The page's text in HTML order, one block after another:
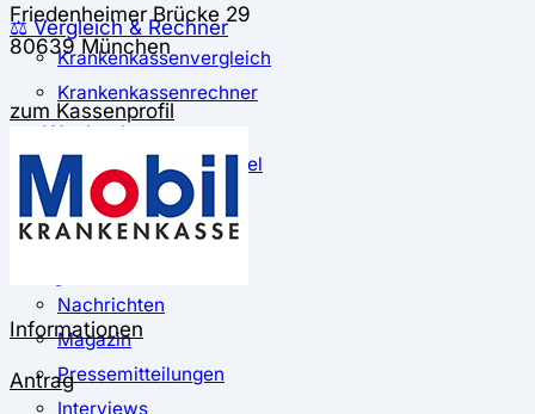
⚖️ Vergleich & Rechner
Krankenkassenvergleich
Krankenkassenrechner
↔ Wechsel
Krankenkassenwechsel
Kündigung
Musterkündigung
Nachrichten
Magazin
Pressemitteilungen
Interviews
Friedenheimer Brücke 29
80639 München
zum Kassenprofil
Informationen
Antrag